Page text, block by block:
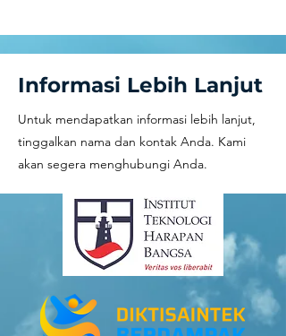
Informasi Lebih Lanjut
Untuk mendapatkan informasi lebih lanjut,
tinggalkan nama dan kontak Anda. Kami
akan segera menghubungi Anda.